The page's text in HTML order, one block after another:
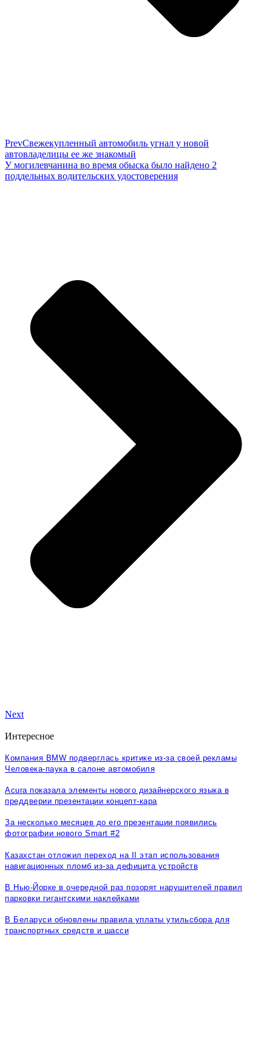
PrevСвежекупленный автомобиль угнал у новой
автовладелицы ее же знакомый
У могилевчанина во время обыска было найдено 2
поддельных водительских удостоверения
Next
Интересное
Компания BMW подверглась критике из-за своей рекламы
Человека-паука в салоне автомобиля
Acura показала элементы нового дизайнерского языка в
преддверии презентации концепт-кара
За несколько месяцев до его презентации появились
фотографии нового Smart #2
Казахстан отложил переход на II этап использования
навигационных пломб из-за дефицита устройств
В Нью-Йорке в очередной раз позорят нарушителей правил
парковки гигантскими наклейками
В Беларуси обновлены правила уплаты утильсбора для
транспортных средств и шасси